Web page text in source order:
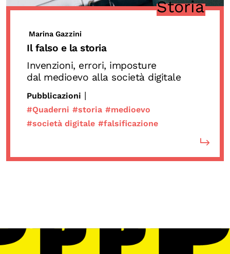
Biblioteca
Mostre digitali
I CONTENUTI
Osservatori di ricerca
Progetti Nazionali
Progetti Internazionali
Storie di Resistenza, ottant’anni dopo
OLTRE LA SCUOLA
Storia
Marina Gazzini
Il falso e la storia
Invenzioni, errori, imposture
dal medioevo alla società digitale
Pubblicazioni |
#Quaderni #storia #medioevo
#società digitale #falsificazione